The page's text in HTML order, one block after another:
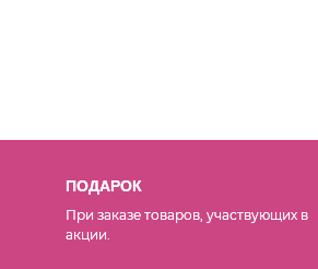
ПОДАРОК
При заказе товаров, участвующих в
акции.